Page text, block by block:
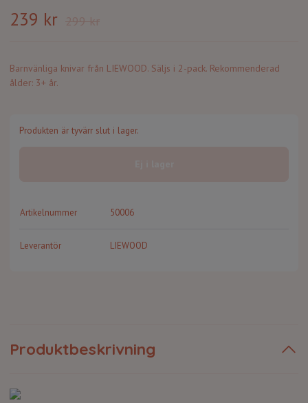
239 kr 299 kr
Barnvänliga knivar från LIEWOOD. Säljs i 2-pack. Rekommenderad
ålder: 3+ år.
Produkten är tyvärr slut i lager.
Artikelnummer 50006
Leverantör LIEWOOD
Produktbeskrivning